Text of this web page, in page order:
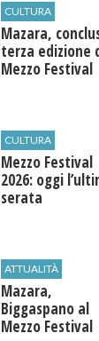
esterni
CULTURA
​Mazara,
terza edizione
Mezzo Festival
CULTURA
Mezzo Festival
2026: oggi
serata
ATTUALITÀ
Mazara,
Biggaspano al
Mezzo Festival